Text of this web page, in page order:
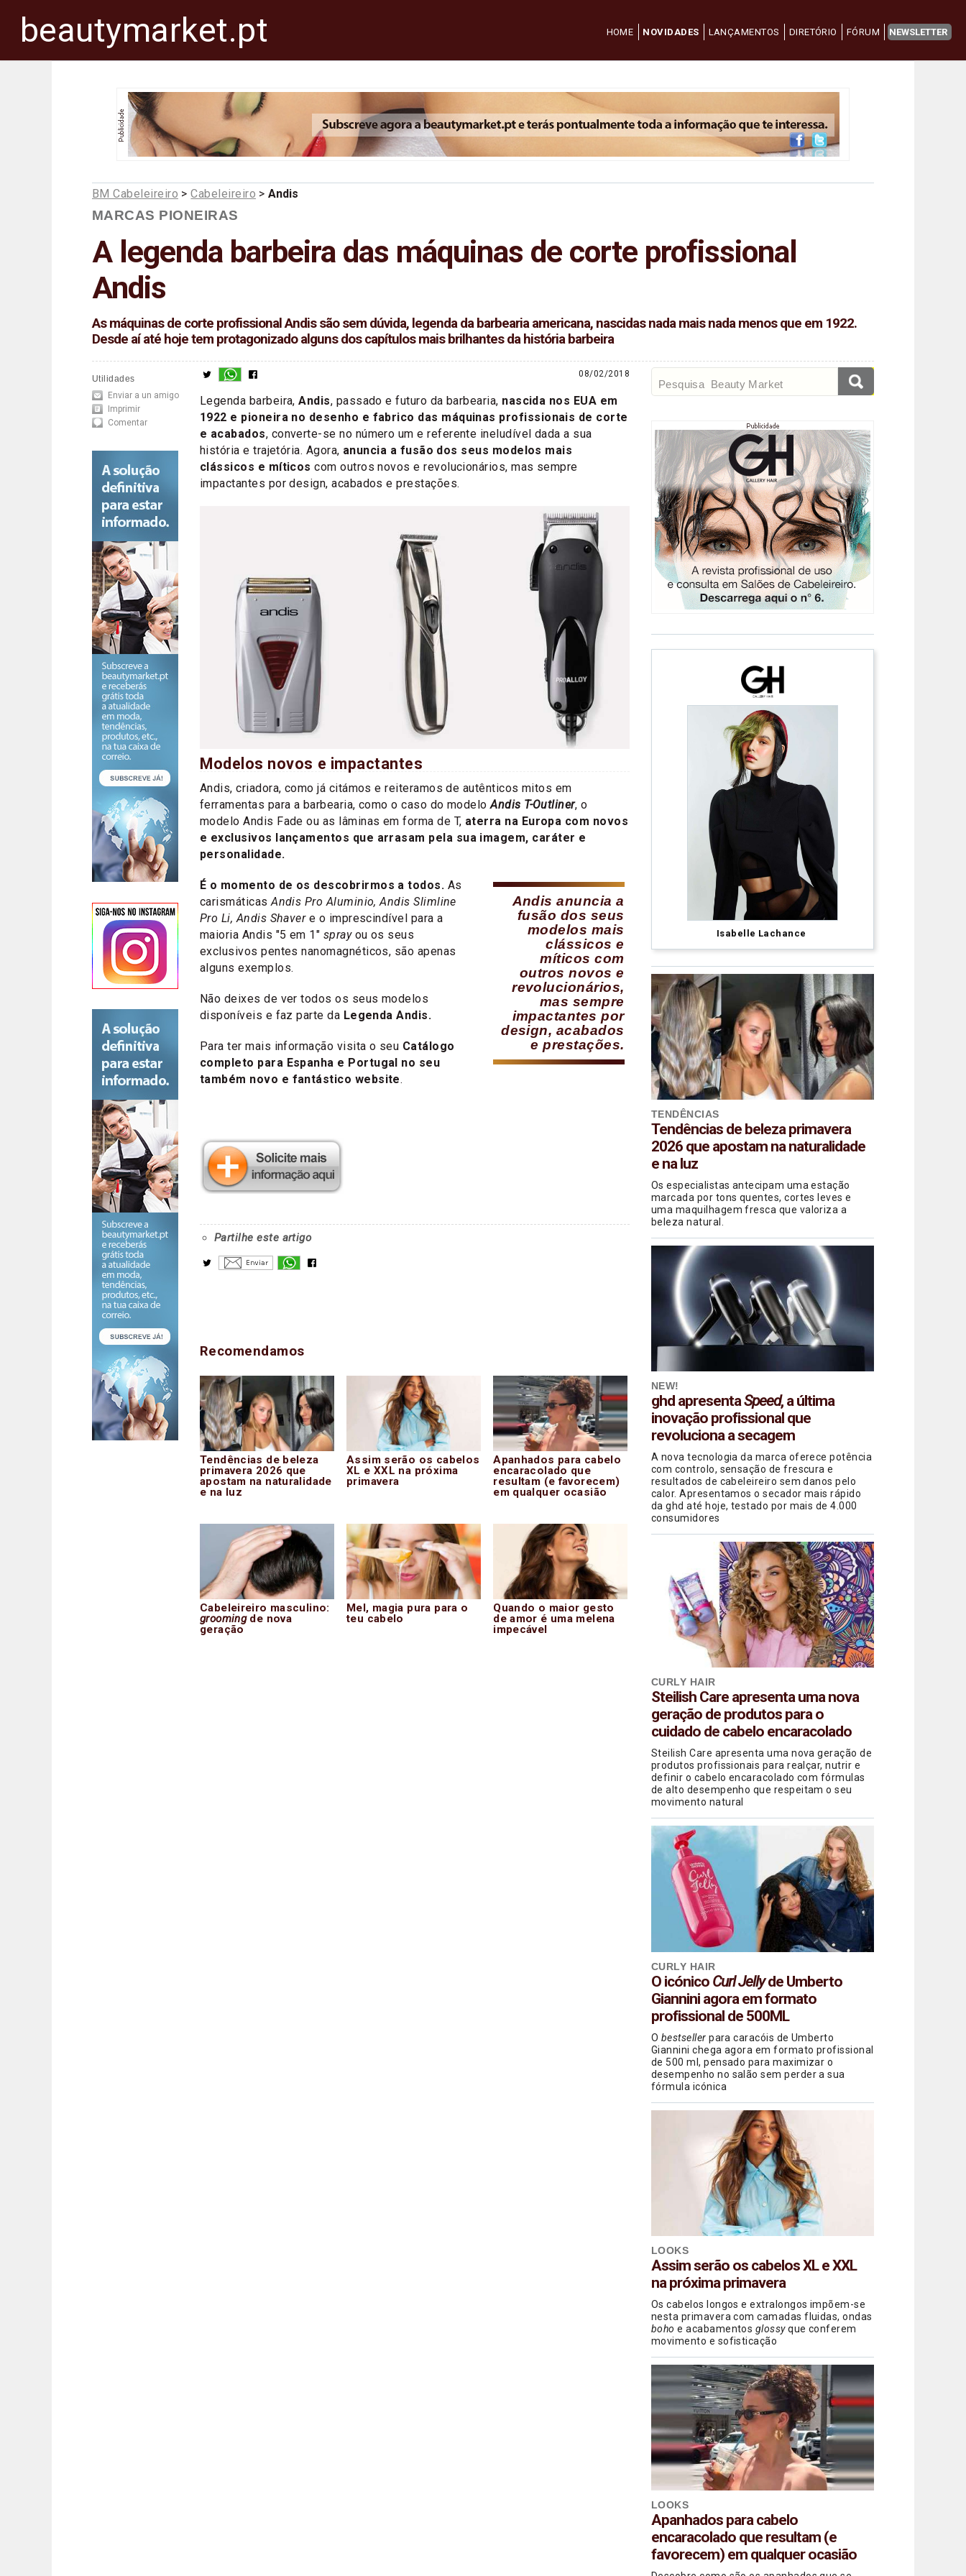
beautymarket.pt HOME NOVIDADES LANÇAMENTOS DIRETÓRIO FÓRUM NEWSLETTER
BM Cabeleireiro >Cabeleireiro >Andis
MARCAS PIONEIRAS
A legenda barbeira das máquinas de corte profissional
Andis
As máquinas de corte profissional Andis são sem dúvida, legenda da barbearia americana, nascidas nada mais nada menos que em 1922.
Desde aí até hoje tem protagonizado alguns dos capítulos mais brilhantes da história barbeira
Utilidades
Enviar a un amigo
Imprimir
Comentar
Pacitto
TENDÊNCIAS
Tendências de beleza primavera
2026 que apostam na naturalidade
e na luz
Os especialistas antecipam uma estação
marcada por tons quentes, cortes leves e
uma maquilhagem fresca que valoriza a
beleza natural.
NEW!
ghd apresentaSpeed, a última
inovação profissional que
revoluciona a secagem
A nova tecnologia da marca oferece potência
com controlo, sensação de frescura e
resultados de cabeleireiro sem danos pelo
calor. Apresentamos o secador mais rápido
da ghd até hoje, testado por mais de 4.000
consumidores
CURLY HAIR
Steilish Care apresenta uma nova
geração de produtos para o
cuidado de cabelo encaracolado
Steilish Care apresenta uma nova geração de
produtos profissionais para realçar, nutrir e
definir o cabelo encaracolado com fórmulas
de alto desempenho que respeitam o seu
movimento natural
CURLY HAIR
O icónico Curl Jellyde Umberto
Giannini agora em formato
profissional de 500ML
O bestseller para caracóis de Umberto
Giannini chega agora em formato profissional
de 500 ml, pensado para maximizar o
desempenho no salão sem perder a sua
fórmula icónica
LOOKS
Assim serão os cabelos XL e XXL
na próxima primavera
Os cabelos longos e extralongos impõem-se
nesta primavera com camadas fluidas, ondas
boho e acabamentos glossyque conferem
movimento e sofisticação
LOOKS
Apanhados para cabelo
encaracolado que resultam (e
favorecem) em qualquer ocasião
08/02/2018
Legenda barbeira,Andis, passado e futuro da barbearia, nascida nos EUA em
1922 e pioneira no desenho e fabrico das máquinas profissionais de corte
e acabados, converte-se no número um e referente ineludível dada a sua
história e trajetória. Agora, anuncia a fusão dos seus modelos mais
clássicos e míticos com outros novos e revolucionários, mas sempre
impactantes por design, acabados e prestações.
Modelos novos e impactantes
Andis, criadora, como já citámos e reiteramos de autênticos mitos em
ferramentas para a barbearia, como o caso do modeloAndis T-Outliner, o
modelo Andis Fade ou as lâminas em forma de T, aterra na Europa com novos
e exclusivos lançamentos que arrasam pela sua imagem, caráter e
personalidade.
Andis anuncia a
fusão dos seus
modelos mais
clássicos e
míticos com
outros novos e
revolucionários,
mas sempre
impactantes por
design, acabados
e prestações.
É o momento de os descobrirmos a todos. As
carismáticasAndis Pro Aluminio, Andis Slimline
Pro Li, Andis Shavere o imprescindível para a
maioria Andis "5 em 1" sprayou os seus
exclusivos pentes nanomagnéticos, são apenas
alguns exemplos.
Não deixes de ver todos os seus modelos
disponíveis e faz parte da Legenda Andis.
Para ter mais informação visita o seu Catálogo
completo para Espanha e Portugal no seu
também novo e fantástico website.
Partilhe este artigo
Recomendamos
Tendências de beleza
primavera 2026 que
apostam na naturalidade
e na luz
Assim serão os cabelos
XL e XXL na próxima
primavera
Apanhados para cabelo
encaracolado que
resultam (e favorecem)
em qualquer ocasião
Cabeleireiro masculino:
groomingde nova
geração
Mel, magia pura para o
teu cabelo
Quando o maior gesto
de amor é uma melena
impecável